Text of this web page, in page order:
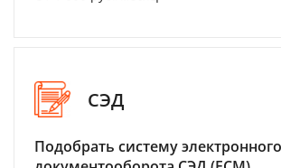
СЭД
Подобрать систему электронного